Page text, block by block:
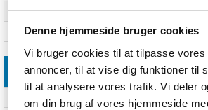
Denne hjemmeside bruger cookies
Vi bruger cookies til at tilpasse vores
annoncer, til at vise dig funktioner til
til at analysere vores trafik. Vi deler
om din brug af vores hjemmeside
Medievægt 260 g/m²
Ark pr. pakke 20 ark
Logistik data